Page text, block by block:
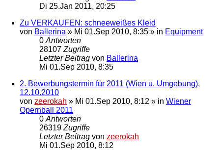
Di 25.Jan 2011, 20:25
Zu VERKAUFEN: schneeweißes Kleid
von Ballerina » Mi 01.Sep 2010, 8:35 » in Equipment
0 Antworten
28107 Zugriffe
Letzter Beitrag von Ballerina
Mi 01.Sep 2010, 8:35
2. Bewerbungstermin für 2011 (Wien u. Umgebung),
12.10.2010
von zeerokah » Mi 01.Sep 2010, 8:12 » in Wiener
Opernball 2011
0 Antworten
26319 Zugriffe
Letzter Beitrag von zeerokah
Mi 01.Sep 2010, 8:12